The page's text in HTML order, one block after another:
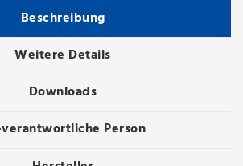
Beschreibung
Weitere Details
Downloads
verantwortliche Person